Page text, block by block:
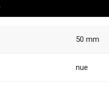
50 mm
nue